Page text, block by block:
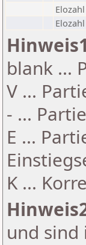
Hinweis1
blank ...
V ...
- ...
E ...
K ...
und